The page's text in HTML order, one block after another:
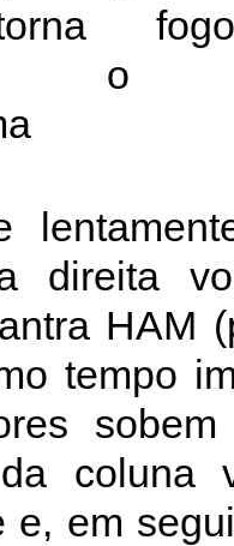
o
direita
HAM
tempo
coluna
e, em